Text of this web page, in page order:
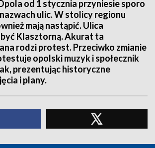
od 1 stycznia przyniesie sporo
ulic. W stolicy regionu
mają nastąpić. Ulica
Klasztorną. Akurat ta
rodzi protest. Przeciwko zmianie
opolski muzyk i społecznik
prezentując historyczne
i plany.